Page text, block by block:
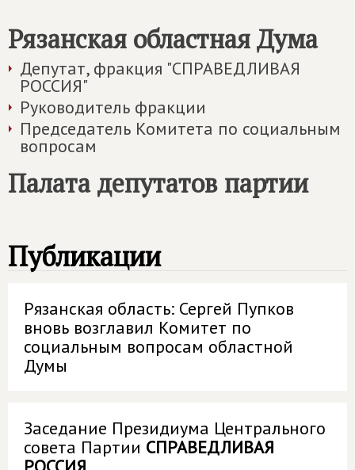
Рязанская областная Дума
Депутат, фракция "СПРАВЕДЛИВАЯ
РОССИЯ"
Руководитель фракции
Председатель Комитета по социальным
вопросам
Палата депутатов партии
Публикации
Рязанская область: Сергей Пупков
вновь возглавил Комитет по
социальным вопросам областной
Думы
Заседание Президиума Центрального
совета Партии СПРАВЕДЛИВАЯ